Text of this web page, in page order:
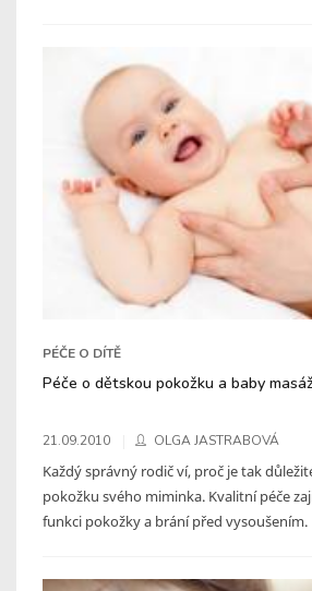
PÉČE O DÍTĚ
Péče o dětskou pokožku a baby
21.09.2010 OLGA JASTRABOVÁ
Každý správný rodič ví, proč je tak
pokožku svého miminka. Kvalitní péče
funkci pokožky a brání před vysoušením.